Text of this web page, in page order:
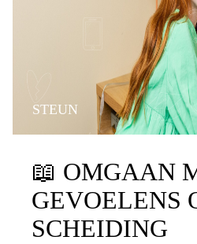
STEUN
📖 OMGAAN
GEVOELENS
SCHEIDING